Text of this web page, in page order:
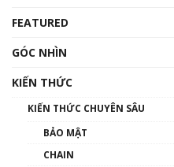
FEATURED
GÓC NHÌN
KIẾN THỨC
KIẾN THỨC CHUYÊN SÂU
BẢO MẬT
CHAIN